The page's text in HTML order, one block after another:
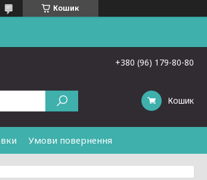
Кошик
+380 (96) 179-80-80
Кошик
Умови повернення